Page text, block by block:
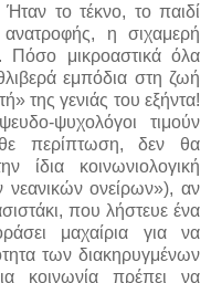
το τέκνο, το παιδί
η σιχαμερή
μικροαστικά όλα
εμπόδια στη ζωή
της γενιάς του εξήντα!
ψυχολόγοι τιμούν
περίπτωση, δεν θα
ίδια κοινωνιολογική
νεανικών ονείρων»), αν
που λήστευε ένα
μαχαίρια για να
των διακηρυγμένων
κοινωνία πρέπει να